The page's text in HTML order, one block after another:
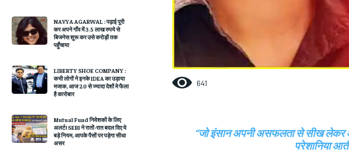
NAVYA AGARWAL : पढ़ाई पूरी
कर अपने गॉंव में 3.5 लाख रुपये से
बिजनेस शुरू कर उसे करोड़ों तक
पहुँचाया
LIBERTY SHOE COMPANY :
कभी लोगों ने इनके IDEA का उड़ाया
मजाक, आज 20 से ज्यादा देशों मे फैला
है कारोबार
Mutual Fund निवेशकों के लिए
अलर्ट! SEBI ने रातों-रात बदल दिए ये
बड़े नियम, आपके पैसों पर पड़ेगा सीधा
असर
641
“जो इंसान अपनी असफलता से सीख लेकर
परेशानिया